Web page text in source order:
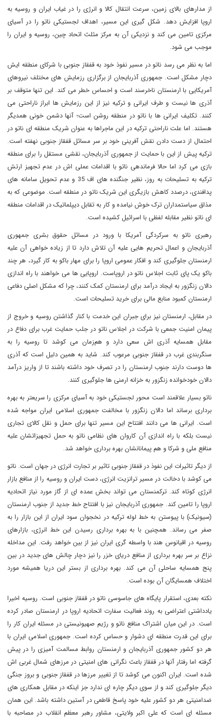
از مدارهای بالای زمین، سرعت انتقال کالا و انرژی را در غیاب ایران و روسیه به
اروپا افزایش دهد. شکل گیری این مسیر، اهداف لجستیکی ناتو را در آسیای
مرکزی تامین می کند و نزدیکی آن به مرکز مثلث اتحاد چین، روسیه و ایران را
موجب می شود.
اما به نظر می رسد ناتو در مسیر نفوذ خود به قفقاز جنوبی با شرکای منطقه ایش
دچار مشکل است. جمهوری آذربایجان از برگزاری رزمایش های مختلف نیروهای
آمریکایی با ارمنستان ناخرسند است و احساس خطر می کند. این تنها متوقف بر
آذری ها نیست و طرف ایرانی و ترکیه نیز از این رزمایش ها ابراز ناراحتی می
کنند. تکلیف ایرانی ها با ناتو در منطقه روشن است؛ آنها دشمن خونی همدیگر
هستند. اما علت ناراحتی ترکیه در این ماجراها به عنوان شریک منطقه ای ناتو در
احتمال از دست دادن نقش آفرینی خود بر سر مسائل قفقاز جنوبی نهفته است.
ترکیه پیش از این با حمایت از جمهوری آذربایجان، نقشی مستقل را برای منطقه
بازی می کرد اما حالا فرماندهی ناتو با اقدامات عملی اش در عدم تجهیز ارتش
ترکیه به تسلیحات به روز، نظیر جنگنده های اف 35 و عدم تحویل سامانه های
پدافندی، درصدد کاهش بازیگری این شریک ناتو در منطقه است. موضوعی که به
مذاق سیاستمداران ترک خوش نیامده و کار به تقابل دیپلماتیک در اقدامات منطقه
ای ناتو نظیر مقابله لفظی با اسرائیل کشیده است.
رهبری ناتو به سرکردگی آمریکا با ورود در مسائل حقوق بشری جمهوری
آذربایجان و اعمال تحریم هایی علیه آن تلاش دارد تا از زیاده خواهی آن علیه
ارمنستان جلوگیری کند و افکار عمومی اروپا را برای مهار باکو به کار گیرد، هر چند
باکو یک پای ثابت اجلاس ناتو در اروپاست. اروپایی ها می خواهند با راه اندازی
دالان زنگزور به ایجاد درآمد برای ارمنستان کمک کنند، چرا که مشکل اصلی دفاعی
ارمنستان کمبود منابع مالی برای خرید تسلیحات است.
در مقابل، ارمنستان نیز برای جبران این خدمت با کنار گذاشتن روسیه و خروج از
پیمان امنیت جمعی با شرکت در اجلاس ناتو در جلب حمایت غرب برای دفاع در
مقابل همسایه آذری اش سعی دارد و هم‌زمان می کوشد تا روسیه را به
سنگربندی غرب در قفقاز جنوبی مرعوب کند. شاید به همین دلیل است که آذری
ها دوست دارند جنوب ارمنستان را در تصرف خود داشته باشند تا از واریز درآمد
دالان خودخوانده زنگزور به خزانه ارمنی ها جلوگیری کنند.
ناتو بسیار علاقمند است محور لجستیکی خود به آسیای مرکزی را سریعتر به بهره
برداری برساند اما دالان زنگزور با مخالفت جمهوری اسلامی ایران مواجه شده
است. ایرانی ها می دانند افتتاح این مسیر تنها برای حمل و نقل کالای تجاری
نیست بلکه با راه اندازی آن کاروان های نظامی ناتو به حمل تجهیزاتشان علیه
منافع ملی و شرکا و هم پیمانانشان بهره برداری خواهد شد.
از دیگر تاثیرات این نفوذ در قفقاز جنوبی تاثیر بر تجارت انرژی در جهان است. ناتو
می کوشد با دخالت در مسیر ترانزیت انرژی، دست ایران و روسیه را از منافع بازار
انرژی کوتاه کند. ترکمنستان می تواند بخش عمده ای از گاز مورد نیاز اتحادیه
اروپا را تامین کند. جمهوری آذربایجان نیز با افتتاح خط جدید از جنوب ارمنستان
(سیونیک) با پیوستن به خط لوله ترکیه در نخجوان سود ایران از این بازار را به
صفر می رساند. همچنین با به بهره برداری رسیدن این خط انرژی، بازارهای
روسیه در اقیانوس هند با واسطه گری ایران نیز از بین خواهد رفت. این مداخله
نزاع بر سر بهره برداری از منافع دریای خزر را نیز دچار چالش های جدید در بین
پنج همسایه ساحلی آن می کند. بهره برداری از بستر این دریا همیشه مورد
اختلاف همسایگان آن بوده است.
نکته بعدی، استقرار پایگاه های جاسوسی ناتو در قفقاز جنوبی است. روسیه اخیرا
یادداشتی اعتراضی به روند فعالیت سفارت اتحادیه اروپا در ارمنستان صادر کرده
است. در این میان اشتراک منافع ناتو و رژیم صهیونیستی در مسئله ایران کار را
برای این قدرت منطقه ای دشوار و حساس کرده است. جمهوری اسلامی ایران با
هر دو کشور جمهوری آذربایجان و ارمنستان روابط مسالمت آمیزی را در پیش
گرفته اما رفتار آنها در قفقاز باعث نگرانی های امنیتی در مرزهای شمال غربی اش
شده است. ایران اکنون می کوشد تا از تغییر مرزها در قفقاز جنوبی و بروز جنگی
دیگر جلوگیری کند و از سوی دیگر چاره ای ندارد جز اینکه در مقابل همکاری های
ضدامنیتی هر دو کشور علیه خود پاسخ قاطعی در آستین داشته باشد. این همان
مسئله ای است که علی اکبر ولایتی، مشاور رهبر معظم انقلاب در مصاحبه با